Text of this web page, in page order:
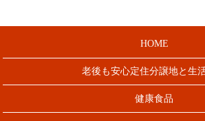
HOME
老後も安心定住分譲地と生
健康食品